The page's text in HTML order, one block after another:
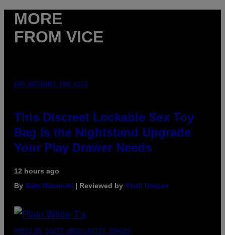
MORE
FROM VICE
SAM WATANUKI FOR VICE
This Discreet Lockable Sex Toy
Bag Is the Nightstand Upgrade
Your Play Drawer Needs
12 hours ago
By Sam Watanuki | Reviewed by Ysolt Usigan
PHOTO BY SCOTT GRIES/GETTY IMAGES